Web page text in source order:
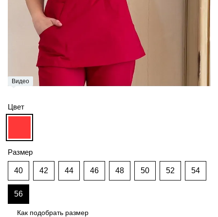
Видео
Цвет
Размер
40 42 44 46 48 50 52 54
56
Как подобрать размер